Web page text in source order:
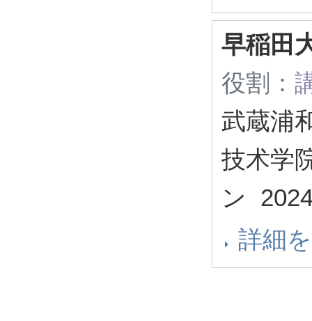
早稲田
役割：
武蔵浦
技术学
ン
詳細